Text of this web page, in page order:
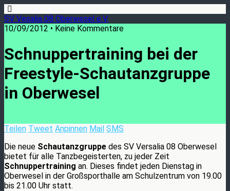
SV Vesalia 08 Oberwesel e.V.
10/09/2012 • Keine Kommentare
Schnuppertraining bei der
Freestyle-Schautanzgruppe
in Oberwesel
Teilen Tweet Anpinnen Mail SMS
Die neue Schautanzgruppe des SV Versalia 08 Oberwesel
bietet für alle Tanzbegeisterten, zu jeder Zeit
Schnuppertraining an. Dieses findet jeden Dienstag in
Oberwesel in der Großsporthalle am Schulzentrum von 19.00
bis 21.00 Uhr statt.